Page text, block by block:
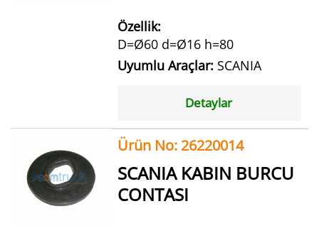
Özellik:
D=Ø60 d=Ø16 h=80
Uyumlu Araçlar: SCANIA
Detaylar
Ürün No: 26220014
SCANIA KABIN BURCU
CONTASI